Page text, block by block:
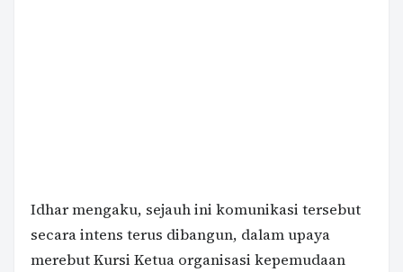
Idhar mengaku, sejauh ini komunikasi tersebut
secara intens terus dibangun, dalam upaya
merebut Kursi Ketua organisasi kepemudaan